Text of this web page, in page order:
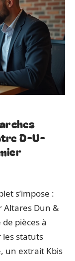
D-U-
s’impose :
Altares Dun &
pièces à
statuts
un extrait Kbis